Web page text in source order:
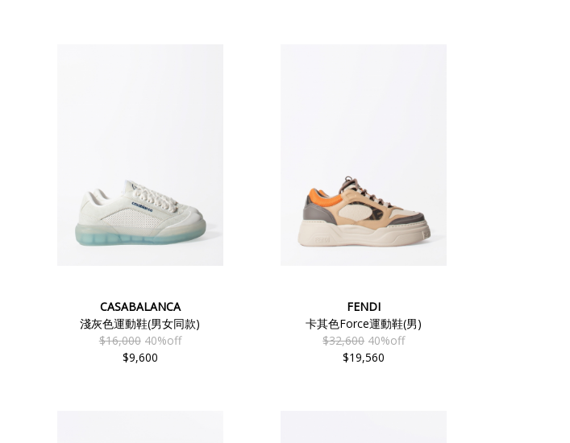
CASABALANCA
淺灰色運動鞋(男女同款)
$16,000 40%off
$9,600
FENDI
卡其色Force運動鞋(男)
$32,600 40%off
$19,560